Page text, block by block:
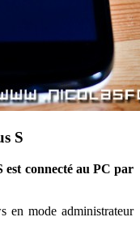
S
est connecté au PC par
en mode administrateur